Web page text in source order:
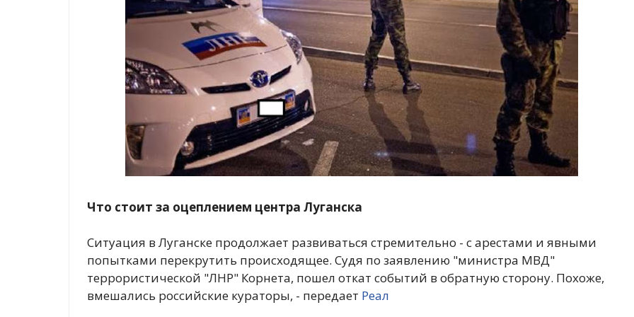
Что стоит за оцеплением центра Луганска
Ситуация в Луганске продолжает развиваться стремительно - с арестами и явными
попытками перекрутить происходящее. Судя по заявлению "министра МВД"
террористической "ЛНР" Корнета, пошел откат событий в обратную сторону. Похоже,
вмешались российские кураторы, - передает Реал